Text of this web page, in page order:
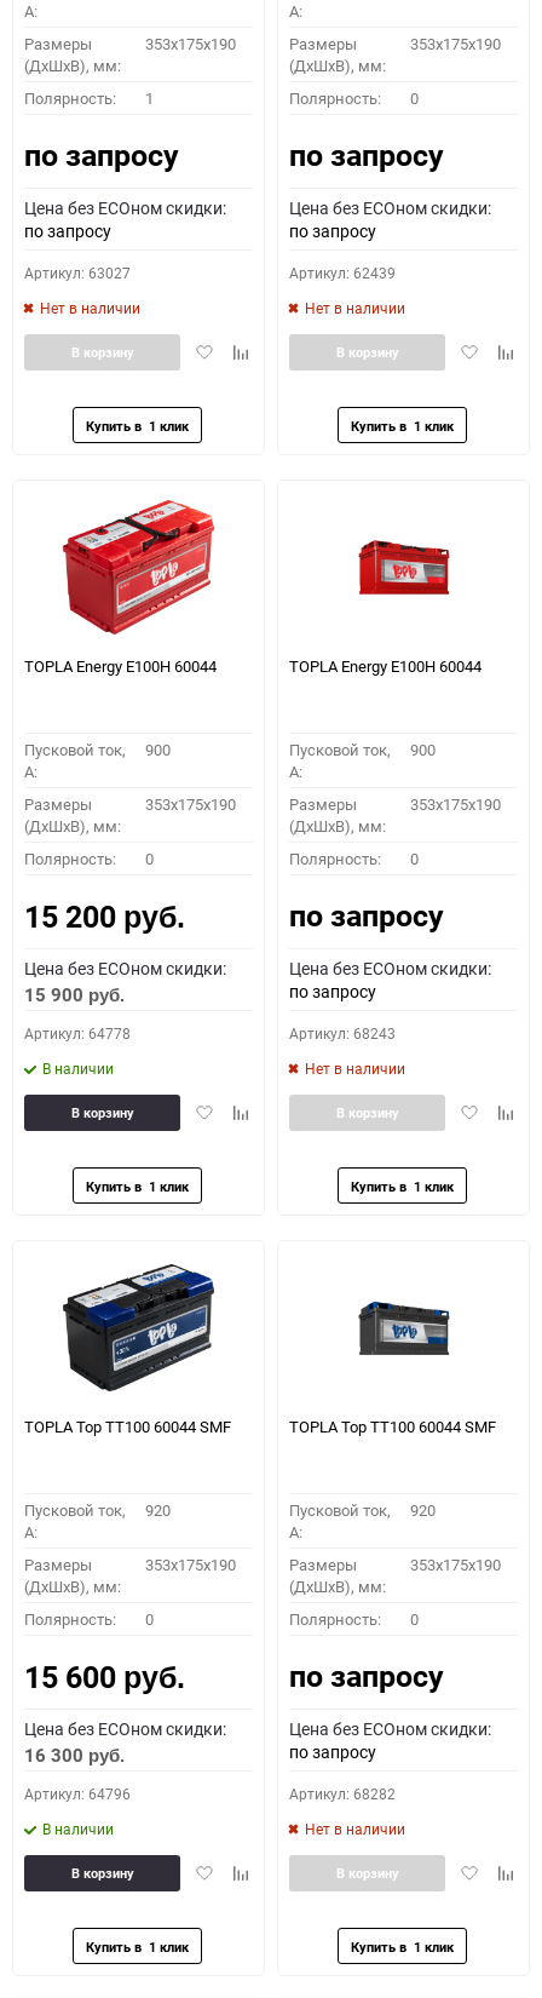
A:
Размеры
(ДхШхВ), мм:
353x175x190
Полярность: 1
по запросу
Цена без ECOном скидки:
по запросу
Артикул: 63027
Нет в наличии
ДобавитьДобавить
В корзину
A:
Размеры
(ДхШхВ), мм:
353x175x190
Полярность: 0
по запросу
Цена без ECOном скидки:
по запросу
Артикул: 62439
Нет в наличии
Добавить
В корзину
TOPLA Energy E100H 60044
Пусковой ток,
A:
900
Размеры
(ДхШхВ), мм:
353x175x190
Полярность: 0
15 200 руб.
Цена без ECOном скидки:
15 900 руб.
Артикул: 64778
В наличии
ДобавитьДобавить
В корзину
TOPLA Energy E100H 60044
Пусковой ток,
A:
900
Размеры
(ДхШхВ), мм:
353x175x190
Полярность: 0
по запросу
Цена без ECOном скидки:
по запросу
Артикул: 68243
Нет в наличии
Добавить
В корзину
TOPLA Top TT100 60044 SMF
Пусковой ток,
A:
920
Размеры
(ДхШхВ), мм:
353x175x190
Полярность: 0
15 600 руб.
Цена без ECOном скидки:
16 300 руб.
Артикул: 64796
В наличии
ДобавитьДобавить
В корзину
TOPLA Top TT100 60044 SMF
Пусковой ток,
A:
920
Размеры
(ДхШхВ), мм:
353x175x190
Полярность: 0
по запросу
Цена без ECOном скидки:
по запросу
Артикул: 68282
Нет в наличии
Добавить
В корзину